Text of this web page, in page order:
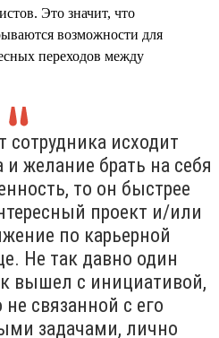
Это значит, что
возможности для
переходов между
сотрудника исходит
и желание брать на себя
то он быстрее
проект и/или
по карьерной
Не так давно один
вышел с инициативой,
связанной с его
задачами, лично